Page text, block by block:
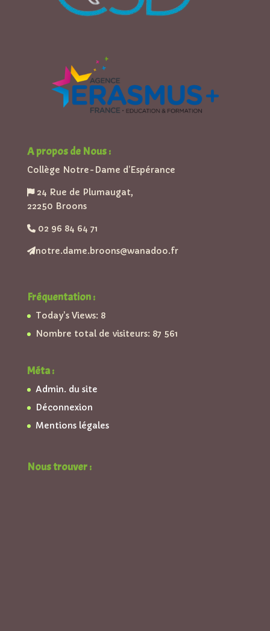
A propos de Nous :
Collège Notre-Dame d’Espérance
24 Rue de Plumaugat,
22250 Broons
02 96 84 64 71
notre.dame.broons@wanadoo.fr
Fréquentation :
Today's Views: 8
Nombre total de visiteurs: 87 561
Méta :
Admin. du site
Déconnexion
Mentions légales
Nous trouver :